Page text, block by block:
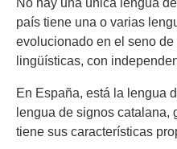
país tiene una o varias
evolucionado en el seno
lingüísticas, con
En España, está la lengua
lengua de signos
tiene sus características